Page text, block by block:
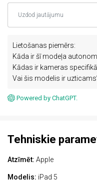
Lietošanas piemērs:
Kāda ir šī modeļa
Kādas ir kameras
Vai šis modelis ir
Powered by ChatGPT.
Tehniskie
Atzīmēt: Apple
Modelis: iPad 5